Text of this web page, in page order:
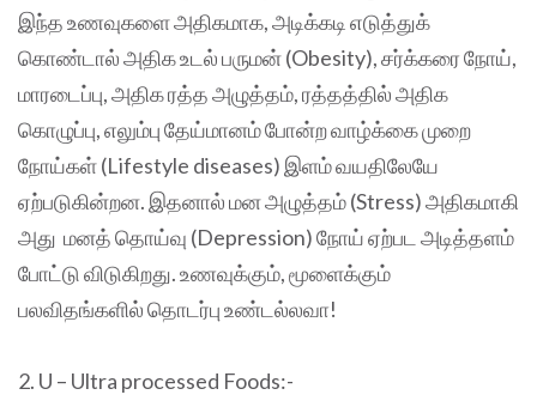
இந்த உணவுகளை அதிகமாக, அடிக்கடி எடுத்துக்
கொண்டால் அதிக உடல் பருமன் (Obesity), சர்க்கரை நோய்,
மாரடைப்பு, அதிக ரத்த அழுத்தம், ரத்தத்தில் அதிக
கொழுப்பு, எலும்பு தேய்மானம் போன்ற வாழ்க்கை முறை
நோய்கள் (Lifestyle diseases) இளம் வயதிலேயே
ஏற்படுகின்றன. இதனால் மன அழுத்தம் (Stress) அதிகமாகி
அது மனத் தொய்வு (Depression) நோய் ஏற்பட அடித்தளம்
போட்டு விடுகிறது. உணவுக்கும், மூளைக்கும்
பலவிதங்களில் தொடர்பு உண்டல்லவா!
2. U – Ultra processed Foods:-